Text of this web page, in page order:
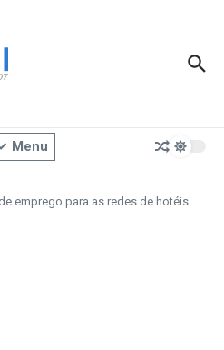
Menu
emprego para as redes de hotéis